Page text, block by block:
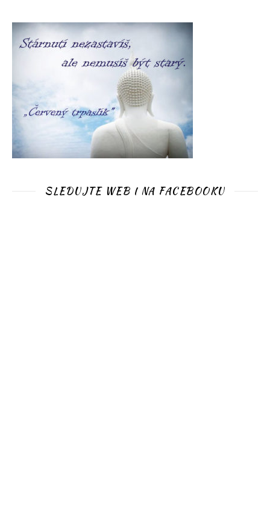
SLEDUJTE WEB I NA FACEBOOKU